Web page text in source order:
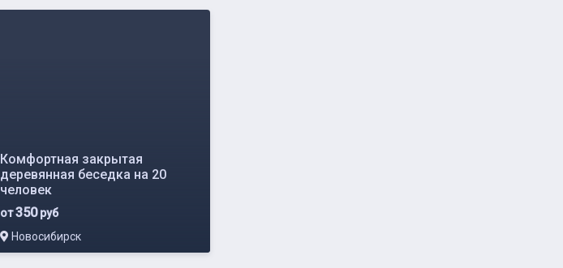
Комфортная закрытая
деревянная беседка на 20
человек
от350руб
Новосибирск